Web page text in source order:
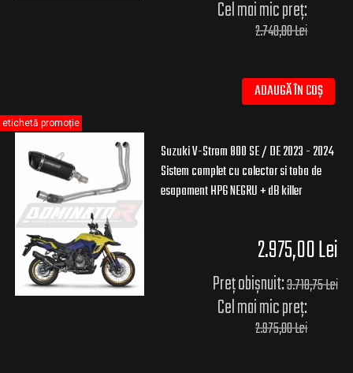
Cel mai mic preț:
2.740,00 Lei
ADAUGĂ ÎN COȘ
Suzuki V-Strom 800 SE / DE 2023 - 2024
Sistem complet cu colector si toba de
esapament HP6 NEGRU + dB killer
2.975,00 Lei
Preț obișnuit:3.718,75 Lei
Cel mai mic preț:
2.975,00 Lei
etichetă promoție